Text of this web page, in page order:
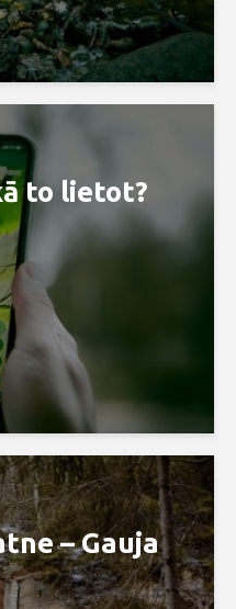
to lietot?
– Gauja